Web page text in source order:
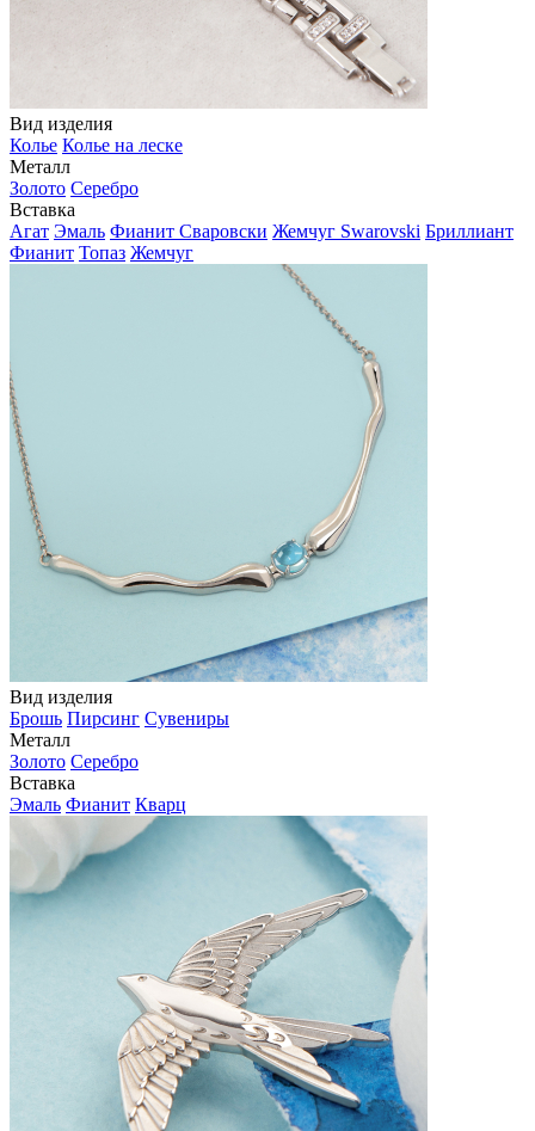
Вид изделия
Колье Колье на леске
Металл
Золото Серебро
Вставка
Агат Эмаль Фианит Сваровски Жемчуг Swarovski Бриллиант
Фианит Топаз Жемчуг
Вид изделия
Брошь Пирсинг Сувениры
Металл
Золото Серебро
Вставка
Эмаль Фианит Кварц